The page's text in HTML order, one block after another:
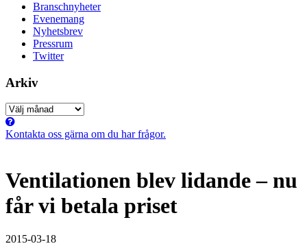
Branschnyheter
Evenemang
Nyhetsbrev
Pressrum
Twitter
Arkiv
Arkiv
Kontakta oss gärna om du har frågor.
Ventilationen blev lidande – nu
får vi betala priset
2015-03-18